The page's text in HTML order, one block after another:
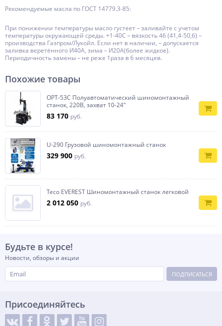
Рекомендуемые масла по ГОСТ 14779.3-85:
При понижении температуры масло густеет – заливайте с учетом
температуры окружающей среды. +1-40С – вязкость 46 (41,4-50,6) –
производства Газпром/Лукойл. Если нет в наличии, – допускается
заливка веретённого И40А, зима – И20А(более жидкое).
Периодичность замены – не реже 1раза в 6 месяцев.
Похожие товары
OPT-53C Полуавтоматический шиномонтажный
станок, 220В, захват 10-24"
83 170 руб.
U-290 Грузовой шиномонтажный станок
329 900 руб.
Teco EVEREST Шиномонтажный станок легковой
2 012 050 руб.
Будьте в курсе!
Новости, обзоры и акции
ПОДПИСАТЬСЯ
Присоединяйтесь